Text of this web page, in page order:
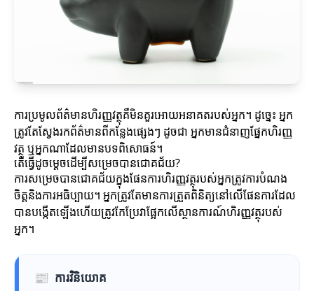
ការប្រមូលព័ត៌មានហិរញ្ញវត្ថុគឺមិនគួរអោយអនាគតរបស់អ្នក។ ដូច្នេះ អ្នក
ត្រូវតែស្វែងរកព័ត៌មានពីកន្លែងផ្សេងៗ ដូចជា អ្នកមានជំនាញផ្នែកហិរញ្ញ
វត្ថុ ឬអ្នកណាដែលមានបទពិសោធន៍។
តើធ្វើដូចម្តេចដើម្បីសម្រេចបានជោគជ័យ?
ការសម្រេចបានជោគជ័យក្នុងផែនការហិរញ្ញវត្ថុរបស់អ្នកត្រូវការបំណង
ចិត្តនិងការអធិប្បាយ។ អ្នកត្រូវតែមានការត្រួតពិនិត្យនៅលើផែនការដែល
បានបង្កើតឡើងហើយត្រូវកែប្រែវាផ្អែកលើស្ថានការណ៍ហិរញ្ញវត្ថុរបស់
អ្នក។
📰 ការវិនិយោគ